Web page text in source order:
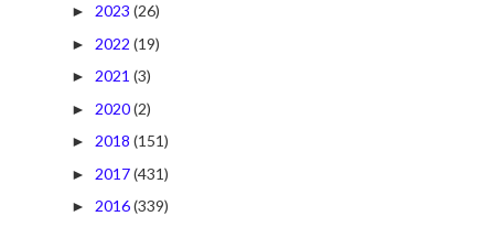
► 2023 (26)
► 2022 (19)
► 2021 (3)
► 2020(2)
► 2018 (151)
► 2017(431)
► 2016(339)